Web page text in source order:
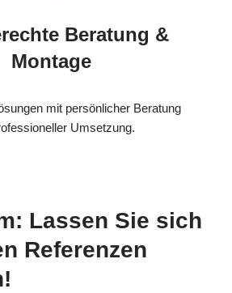
Beratung &
Montage
mit persönlicher Beratung
Umsetzung.
Lassen Sie sich
Referenzen